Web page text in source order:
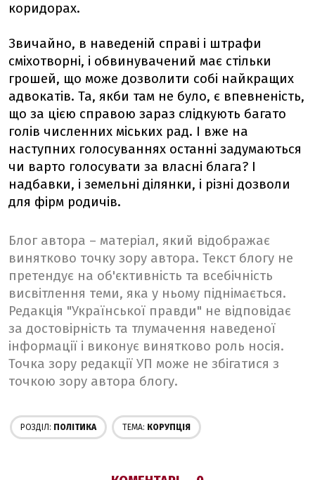
коридорах.
Звичайно, в наведеній справі і штрафи
сміхотворні, і обвинувачений має стільки
грошей, що може дозволити собі найкращих
адвокатів. Та, якби там не було, є впевненість,
що за цією справою зараз слідкують багато
голів численних міських рад. І вже на
наступних голосуваннях останні задумаються
чи варто голосувати за власні блага? І
надбавки, і земельні ділянки, і різні дозволи
для фірм родичів.
Блог автора – матеріал, який відображає
винятково точку зору автора. Текст блогу не
претендує на об'єктивність та всебічність
висвітлення теми, яка у ньому піднімається.
Редакція "Української правди" не відповідає
за достовірність та тлумачення наведеної
інформації і виконує винятково роль носія.
Точка зору редакції УП може не збігатися з
точкою зору автора блогу.
РОЗДІЛ: ПОЛІТИКА ТЕМА: КОРУПЦІЯ